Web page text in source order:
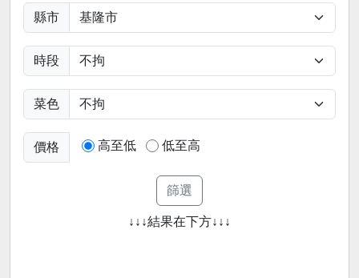
縣市
時段
菜色
價格 高至低 低至高
↓↓↓結果在下方↓↓↓